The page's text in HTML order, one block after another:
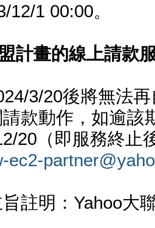
12/1 00:00。
計畫的線上請款
3/20後將無法
款動作，如逾該
20（即服務終止
ec2-
註明：Yahoo大